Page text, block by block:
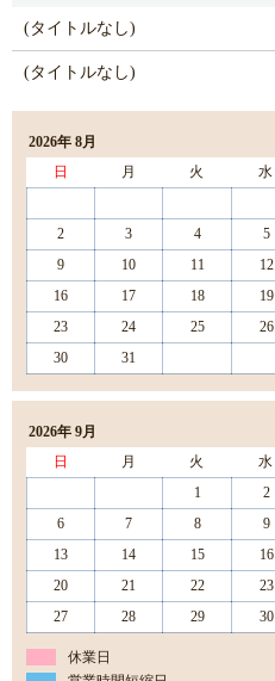
(タイトルなし)
(タイトルなし)
2026年 8月
日
月 火 水
2
3 4 5
9
10 11 12
16
17 18 19
23
24 25 26
30
31
2026年 9月
日
月 火 水
1
2
6
7 8 9
13
14 15 16
20
21 22 23
27
28 29 30
休業日